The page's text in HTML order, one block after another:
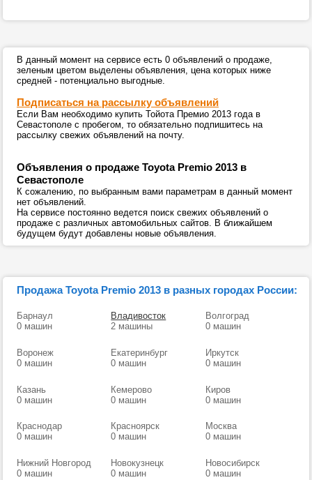
В данный момент на сервисе есть 0 объявлений о продаже,
зеленым цветом выделены объявления, цена которых ниже
средней - потенциально выгодные.
Подписаться на рассылку объявлений
Если Вам необходимо купить Тойота Премио 2013 года в
Севастополе с пробегом, то обязательно подпишитесь на
рассылку свежих объявлений на почту.
Объявления о продаже Toyota Premio 2013 в
Севастополе
К сожалению, по выбранным вами параметрам в данный момент
нет объявлений.
На сервисе постоянно ведется поиск свежих объявлений о
продаже с различных автомобильных сайтов. В ближайшем
будущем будут добавлены новые объявления.
Продажа Toyota Premio 2013 в разных городах России:
Барнаул
0 машин
Владивосток
2 машины
Волгоград
0 машин
Воронеж
0 машин
Екатеринбург
0 машин
Иркутск
0 машин
Казань
0 машин
Кемерово
0 машин
Киров
0 машин
Краснодар
0 машин
Красноярск
0 машин
Москва
0 машин
Нижний Новгород
0 машин
Новокузнецк
0 машин
Новосибирск
0 машин